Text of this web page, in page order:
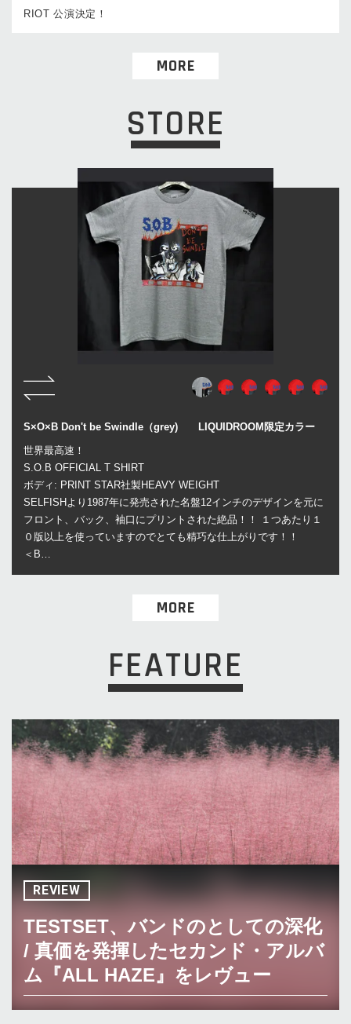
RIOT 公演決定！
MORE
STORE
S×O×B Don't be Swindle（grey) LIQUIDROOM限定カラー
世界最高速！
S.O.B OFFICIAL T SHIRT
ボディ: PRINT STAR社製HEAVY WEIGHT
SELFISHより1987年に発売された名盤12インチのデザインを元に
フロント、バック、袖口にプリントされた絶品！！ １つあたり１
０版以上を使っていますのでとても精巧な仕上がりです！！
＜B…
MORE
FEATURE
REVIEW
TESTSET、バンドのとしての深化
/ 真価を発揮したセカンド・アルバ
ム『ALL HAZE』をレヴュー